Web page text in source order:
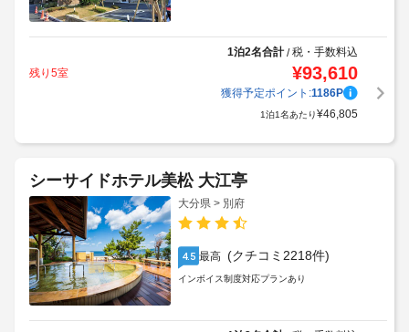
1泊2名合計/税・手数料込
残り5室
¥93,610
獲得予定ポイント:1186P
1泊1名あたり¥46,805
シーサイドホテル美松 大江亭
大分県 > 別府
4.5 最高 (クチコミ2218件)
インボイス制度対応プランあり